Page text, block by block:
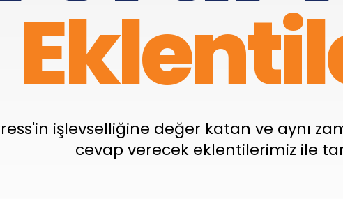
işlevselliğine değer katan ve aynı
cevap verecek eklentilerimiz ile